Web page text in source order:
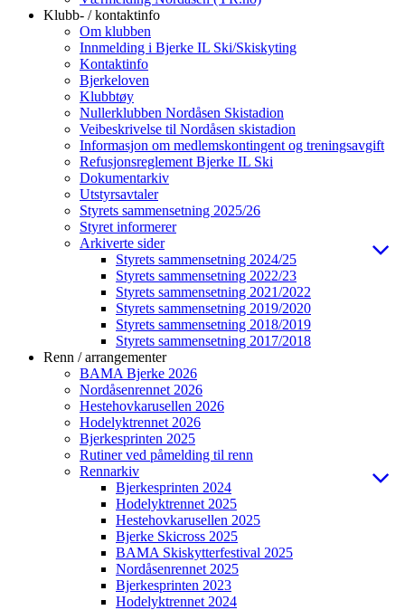
Klubb- / kontaktinfo
Om klubben
Innmelding i Bjerke IL Ski/Skiskyting
Kontaktinfo
Bjerkeloven
Klubbtøy
Nullerklubben Nordåsen Skistadion
Veibeskrivelse til Nordåsen skistadion
Informasjon om medlemskontingent og treningsavgift
Refusjonsreglement Bjerke IL Ski
Dokumentarkiv
Utstyrsavtaler
Styrets sammensetning 2025/26
Styret informerer
Arkiverte sider
Styrets sammensetning 2024/25
Styrets sammensetning 2022/23
Styrets sammensetning 2021/2022
Styrets sammensetning 2019/2020
Styrets sammensetning 2018/2019
Styrets sammensetning 2017/2018
Renn / arrangementer
BAMA Bjerke 2026
Nordåsenrennet 2026
Hestehovkarusellen 2026
Hodelyktrennet 2026
Bjerkesprinten 2025
Rutiner ved påmelding til renn
Rennarkiv
Bjerkesprinten 2024
Hodelyktrennet 2025
Hestehovkarusellen 2025
Bjerke Skicross 2025
BAMA Skiskytterfestival 2025
Nordåsenrennet 2025
Bjerkesprinten 2023
Hodelyktrennet 2024